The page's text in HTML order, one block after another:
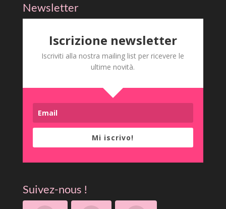
Newsletter
Iscrizione newsletter
Iscriviti alla nostra mailing list per ricevere le
ultime novità.
Mi iscrivo!
Suivez-nous !